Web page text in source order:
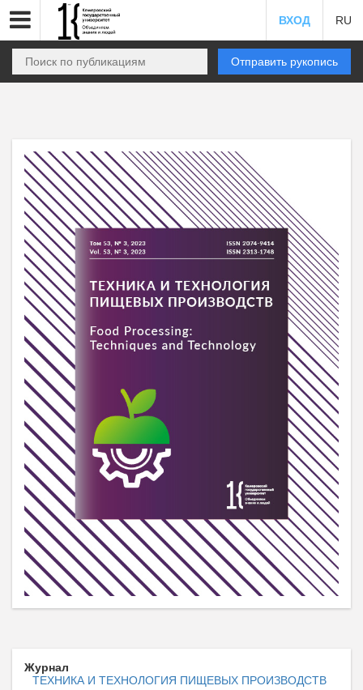
ВХОД RU
Отправить рукопись
Журнал
ТЕХНИКА И ТЕХНОЛОГИЯ ПИЩЕВЫХ ПРОИЗВОДСТВ